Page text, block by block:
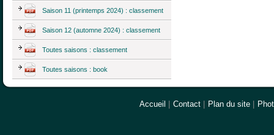
Saison 11 (printemps 2024) : classement
Saison 12 (automne 2024) : classement
Toutes saisons : classement
Toutes saisons : book
Accueil | Contact | Plan du site |